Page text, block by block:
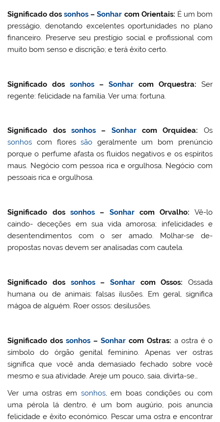
Significado dossonhos – Sonhar com Orientais: É um bom
presságio, denotando excelentes oportunidades no plano
financeiro. Preserve seu prestígio social e profissional com
muito bom senso e discrição; e terá êxito certo.
Significado dossonhos – Sonhar com Orquestra: Ser
regente: felicidade na família. Ver uma: fortuna.
Significado dos sonhos– SonharcomOrquídea: Os
sonhos com floressão geralmente um bom prenúncio
porque o perfume afasta os fluidos negativos e os espíritos
maus. Negócio com pessoa rica e orgulhosa. Negócio com
pessoais rica e orgulhosa.
Significado dos sonhos– SonharcomOrvalho: Vê-lo
caindo- deceções em sua vida amorosa; infelicidades e
desentendimentos com o ser amado. Molhar-se de-
propostas novas devem ser analisadas com cautela.
Significado dos sonhos– SonharcomOssos: Ossada
humana ou de animais: falsas ilusões. Em geral, significa
mágoa de alguém. Roer ossos: desilusões.
Significado dossonhos – Sonhar com Ostras: a ostra é o
símbolo do órgão genital feminino. Apenas ver ostras
significa que você anda demasiado fechado sobre você
mesmo e sua atividade. Areje um pouco, saia, divirta-se…
Ver uma ostras em sonhos, em boas condições ou com
uma pérola lá dentro, é um bom augúrio, pois anuncia
felicidade e êxito económico. Pescar uma ostra e encontrar